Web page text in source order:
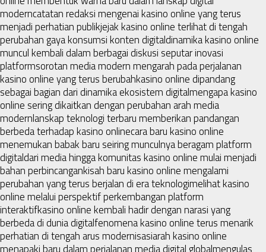
moderncatatan redaksi mengenai kasino online yang terus
menjadi perhatian publikjejak kasino online terlihat di tengah
perubahan gaya konsumsi konten digitaldinamika kasino online
muncul kembali dalam berbagai diskusi seputar inovasi
platformsorotan media modern mengarah pada perjalanan
kasino online yang terus berubahkasino online dipandang
sebagai bagian dari dinamika ekosistem digitalmengapa kasino
online sering dikaitkan dengan perubahan arah media
modernlanskap teknologi terbaru memberikan pandangan
berbeda terhadap kasino onlinecara baru kasino online
menemukan babak baru seiring munculnya beragam platform
digitaldari media hingga komunitas kasino online mulai menjadi
bahan perbincangankisah baru kasino online mengalami
perubahan yang terus berjalan di era teknologimelihat kasino
online melalui perspektif perkembangan platform
interaktifkasino online kembali hadir dengan narasi yang
berbeda di dunia digitalfenomena kasino online terus menarik
perhatian di tengah arus modernisasiarah kasino online